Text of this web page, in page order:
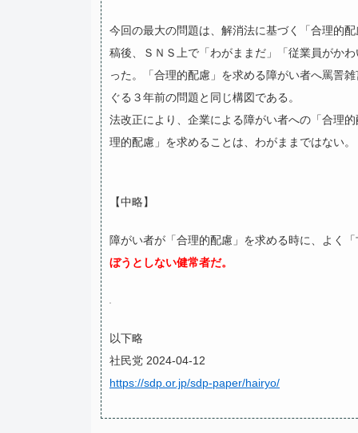
今回の最大の問題は、解消法に基づく「合理的
稿後、ＳＮＳ上で「わがままだ」「従業員がか
った。「合理的配慮」を求める障がい者へ罵詈
ぐる３年前の問題と同じ構図である。
法改正により、企業による障がい者への「合理
理的配慮」を求めることは、わがままではない。
【中略】
障がい者が「合理的配慮」を求める時に、よく
ぼうとしない健常者だ。
以下略
社民党 2024-04-12
https://sdp.or.jp/sdp-paper/hairyo/